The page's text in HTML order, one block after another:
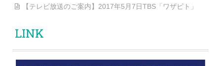
【テレビ放送のご案内】2017年5月7日TBS「ワザビト」
LINK